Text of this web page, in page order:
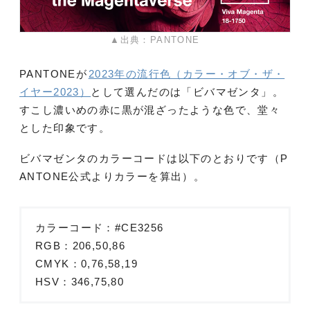
▲出典：PANTONE
PANTONEが 2023年の流行色（カラー・オブ・ザ・
イヤー2023）
として選んだのは「ビバマゼンタ」。
すこし濃いめの赤に黒が混ざったような色で、堂々
とした印象です。
ビバマゼンタのカラーコードは以下のとおりです（P
ANTONE公式よりカラーを算出）。
カラーコード：#CE3256
RGB：206,50,86
CMYK：0,76,58,19
HSV：346,75,80